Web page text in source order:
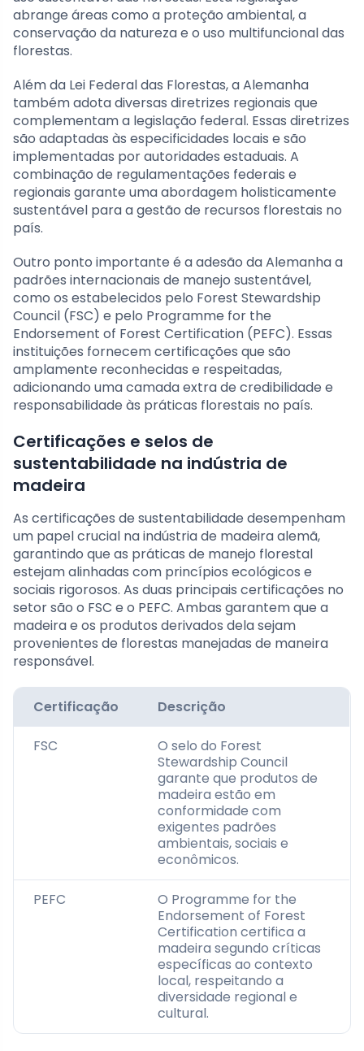
abrange áreas como a proteção ambiental, a
conservação da natureza e o uso multifuncional das
florestas.
Além da Lei Federal das Florestas, a Alemanha
também adota diversas diretrizes regionais que
complementam a legislação federal. Essas diretrizes
são adaptadas às especificidades locais e são
implementadas por autoridades estaduais. A
combinação de regulamentações federais e
regionais garante uma abordagem holisticamente
sustentável para a gestão de recursos florestais no
país.
Outro ponto importante é a adesão da Alemanha a
padrões internacionais de manejo sustentável,
como os estabelecidos pelo Forest Stewardship
Council (FSC) e pelo Programme for the
Endorsement of Forest Certification (PEFC). Essas
instituições fornecem certificações que são
amplamente reconhecidas e respeitadas,
adicionando uma camada extra de credibilidade e
responsabilidade às práticas florestais no país.
Certificações e selos de
sustentabilidade na indústria de
madeira
As certificações de sustentabilidade desempenham
um papel crucial na indústria de madeira alemã,
garantindo que as práticas de manejo florestal
estejam alinhadas com princípios ecológicos e
sociais rigorosos. As duas principais certificações no
setor são o FSC e o PEFC. Ambas garantem que a
madeira e os produtos derivados dela sejam
provenientes de florestas manejadas de maneira
responsável.
Certificação Descrição
FSC
O selo do Forest
Stewardship Council
garante que produtos de
madeira estão em
conformidade com
exigentes padrões
ambientais, sociais e
econômicos.
PEFC
O Programme for the
Endorsement of Forest
Certification certifica a
madeira segundo críticas
específicas ao contexto
local, respeitando a
diversidade regional e
cultural.